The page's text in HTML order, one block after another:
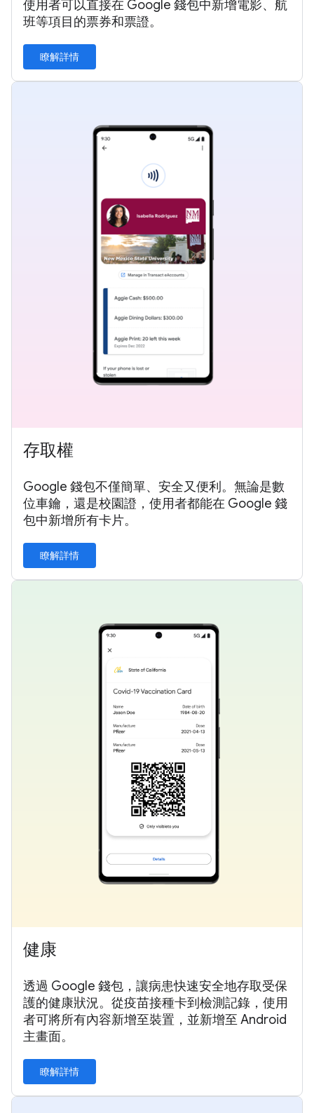
使用者可以直接在 Google 錢包中新增電影、航
班等項目的票券和票證。
瞭解詳情
存取權
Google 錢包不僅簡單、安全又便利。無論是數
位車鑰，還是校園證，使用者都能在 Google 錢
包中新增所有卡片。
瞭解詳情
健康
透過 Google 錢包，讓病患快速安全地存取受保
護的健康狀況。從疫苗接種卡到檢測記錄，使用
者可將所有內容新增至裝置，並新增至 Android
主畫面。
瞭解詳情